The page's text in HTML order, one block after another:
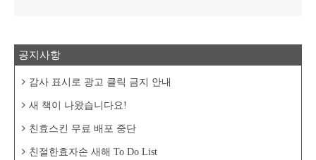
공지사항
감사 표시로 광고 클릭 금지 안내
새 책이 나왔습니다요!
친효스킨 무료 배포 중단
친절한효자손 새해 To Do List